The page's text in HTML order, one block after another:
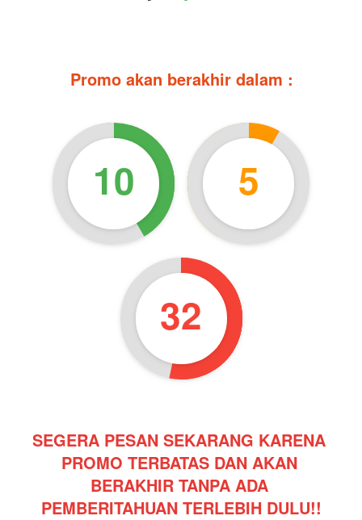
Promo akan berakhir dalam :
10 5
31
SEGERA PESAN SEKARANG KARENA
PROMO TERBATAS DAN AKAN
BERAKHIR TANPA ADA
PEMBERITAHUAN TERLEBIH DULU!!